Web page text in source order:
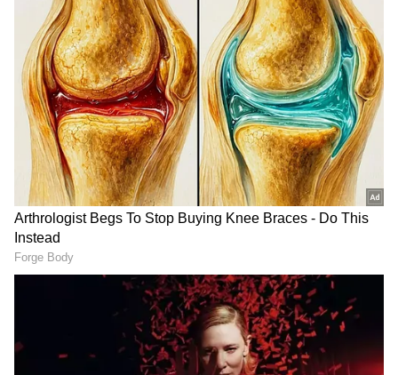
லீனா மணிமேகலை தாக்கல் செய்த
பிரமாணப் பாத்திரம்! நீதிபதி அதிரடி
தீர்ப்பு!!
தற்போது இவரின் இயக்கத்தில் இரவின்
நிழல் சிங்கள் ஷாட் படமாக உருவாகி
பிரமிப்பை ஏற்படுத்தியுள்ளது. இதுதான்
உலகின் முதல் சிங்கிள் ஷாட் படம் என
கூறப்படுகிறது. நேரியல் அல்லாத ஒன்றை
ஷாட் படமாக ஆசியா புக் ஆஃப் ரெகார்ட்
மற்றும் இந்தியா புக் ஆப் ரெக்கார்ட்ஸில்
இரவின் நிழல் இடம் பெற்றுள்ளது.
ஏசியாநெட் தமிழ்-ஐ உங்கள் முதன்மைத்